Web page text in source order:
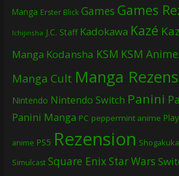
Manga Erster Blick Games Games
Ichijinsha J.C. Staff Kadokawa Kazé
Manga Kodansha KSM KSM Anime
Manga Cult Manga
Nintendo Nintendo Switch Panini
Panini Manga PC peppermint anime
anime PS5 Rezension
Simulcast Square EnixStar Wars